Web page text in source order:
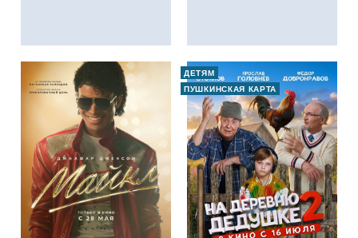
ДЕТЯМ
ПУШКИНСКАЯ КАРТА